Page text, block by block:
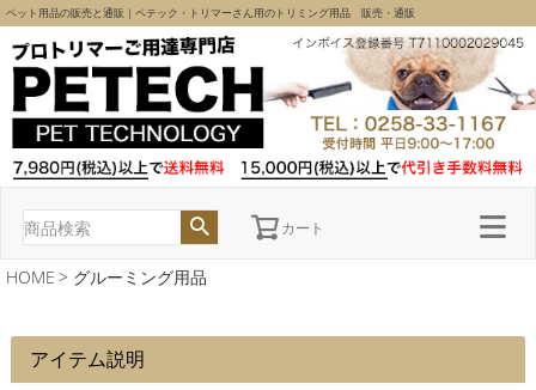
ペット用品の販売と通販｜ペテック・トリマーさん用のトリミング用品 販売・通販
カート
HOME グルーミング用品
アイテム説明